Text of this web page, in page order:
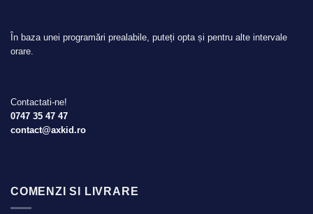
În baza unei programări prealabile, puteți opta și pentru alte intervale
orare.
Contactati-ne!
0747 35 47 47
contact@axkid.ro
COMENZI SI LIVRARE